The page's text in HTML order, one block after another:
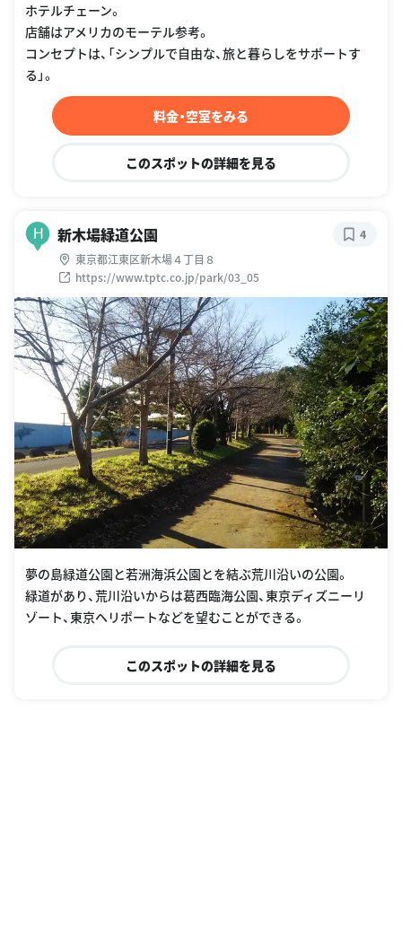
ホテルチェーン。
店舗はアメリカのモーテル参考。
コンセプトは、「シンプルで自由な、旅と暮らしをサポートす
る」。
料金・空室をみる
このスポットの詳細を見る
H 新木場緑道公園
東京都江東区新木場４丁目８
https://www.tptc.co.jp/park/03_05
4
夢の島緑道公園と若洲海浜公園とを結ぶ荒川沿いの公園。
緑道があり、荒川沿いからは葛西臨海公園、東京ディズニーリ
ゾート、東京ヘリポートなどを望むことができる。
このスポットの詳細を見る